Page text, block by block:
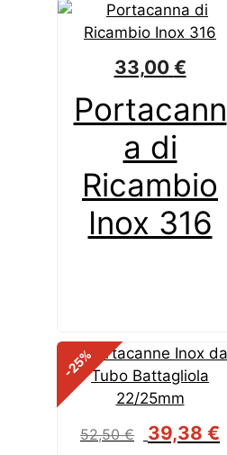
Portacann
a di
Ricambio
Inox 316
33,00 €
-25
%
52,50€
Il
39,38 €